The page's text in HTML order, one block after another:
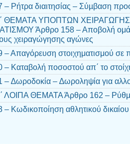
– Ρήτρα διαιτησίας – Σύµβαση
ΘΕΜΑΤΑ ΥΠΟΠΤΩΝ
Άρθρο 158 – Αποβολή
χειραγώγησης αγώνες
– Απαγόρευση στοιχηματισμού σε
– Καταβολή ποσοστού απ΄ το
– ∆ωροδοκία – ∆ωροληψία για
ΘΕΜΑΤΑ Άρθρο 162 –
Κωδικοποίηση αθλητικού δικαίου